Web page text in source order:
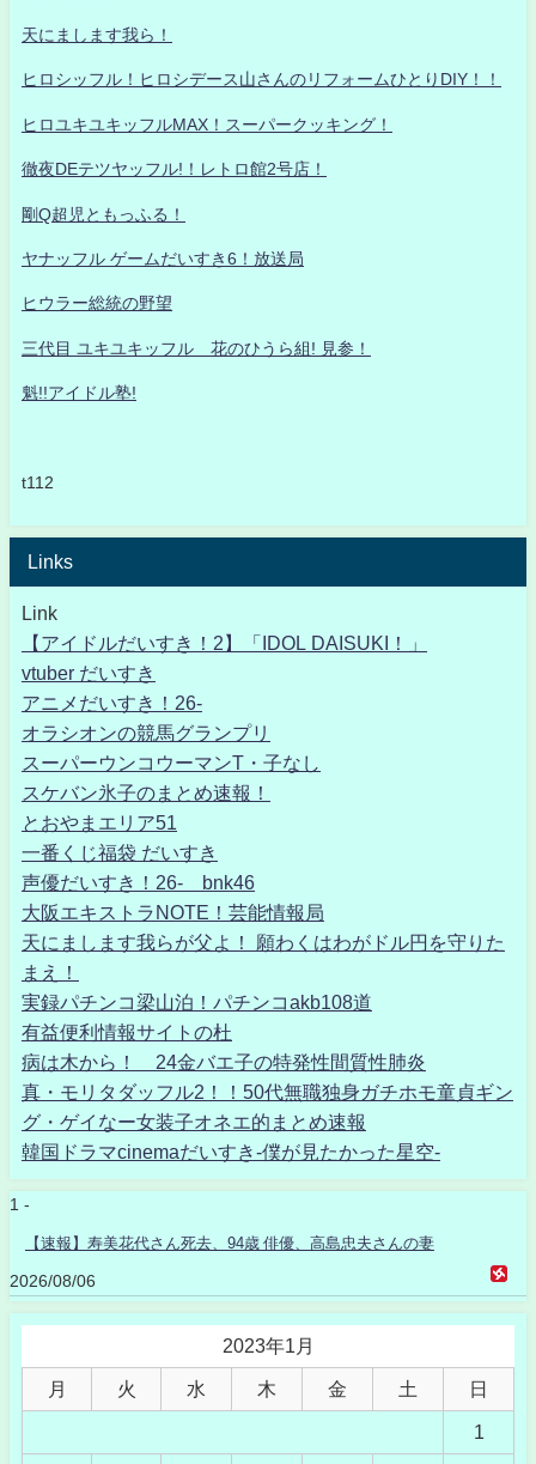
天にまします我ら！
ヒロシッフル！ヒロシデース山さんのリフォームひとりDIY！！
ヒロユキユキッフルMAX！スーパークッキング！
徹夜DEテツヤッフル!！レトロ館2号店！
剛Q超児ともっふる！
ヤナッフル ゲームだいすき6！放送局
ヒウラー総統の野望
三代目 ユキユキッフル 花のひうら組! 見参！
魁!!アイドル塾!
t112
Links
Link
【アイドルだいすき！2】「IDOL DAISUKI！」
vtuber だいすき
アニメだいすき！26-
オラシオンの競馬グランプリ
スーパーウンコウーマンT・子なし
スケバン氷子のまとめ速報！
とおやまエリア51
一番くじ福袋 だいすき
声優だいすき！26- bnk46
大阪エキストラNOTE！芸能情報局
天にまします我らが父よ！ 願わくはわがドル円を守りた
まえ！
実録パチンコ梁山泊！パチンコakb108道
有益便利情報サイトの杜
病は木から！ 24金バエ子の特発性間質性肺炎
真・モリタダッフル2！！50代無職独身ガチホモ童貞ギン
グ・ゲイなー女装子オネエ的まとめ速報
韓国ドラマcinemaだいすき-僕が見たかった星空-
1 -
【速報】寿美花代さん死去、94歳 俳優、高島忠夫さんの妻
2026/08/06
2023年1月
月 火 水 木 金 土 日
1